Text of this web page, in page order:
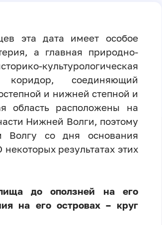
эта дата имеет особое
а главная природно-
культурологическая
коридор, соединяющий
и нижней степной и
область расположены на
Нижней Волги, поэтому
Волгу со дня основания
результатах этих
до оползней на его
на его островах – круг